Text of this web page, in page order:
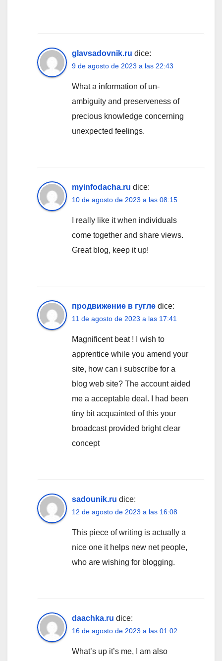
glavsadovnik.ru dice:
9 de agosto de 2023 a las 22:43
What a information of un-
ambiguity and preserveness of
precious knowledge concerning
unexpected feelings.
myinfodacha.ru dice:
10 de agosto de 2023 a las 08:15
I really like it when individuals
come together and share views.
Great blog, keep it up!
продвижение в гугле dice:
11 de agosto de 2023 a las 17:41
Magnificent beat ! I wish to
apprentice while you amend your
site, how can i subscribe for a
blog web site? The account aided
me a acceptable deal. I had been
tiny bit acquainted of this your
broadcast provided bright clear
concept
sadounik.ru dice:
12 de agosto de 2023 a las 16:08
This piece of writing is actually a
nice one it helps new net people,
who are wishing for blogging.
daachka.ru dice:
16 de agosto de 2023 a las 01:02
What’s up it’s me, I am also